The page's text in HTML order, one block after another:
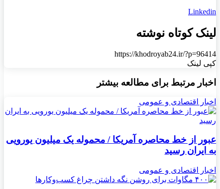
Linkedin
لینک کوتاه نوشته
https://khodroyab24.ir/?p=96414
کپی لینک
اخبار مرتبط برای مطالعه بیشتر
اخبار اقتصادی و عمومی
عبور از خط محاصره آمریکا / محموله یک میلیون یورویی
به ایران رسید
اخبار اقتصادی و عمومی